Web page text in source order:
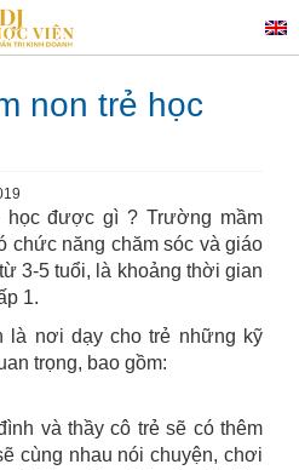
non trẻ học
được gì ? Trường mầm
chức năng chăm sóc và giáo
3-5 tuổi, là khoảng thời gian
1.
là nơi dạy cho trẻ những kỹ
trọng, bao gồm:
và thầy cô trẻ sẽ có thêm
cùng nhau nói chuyện, chơi